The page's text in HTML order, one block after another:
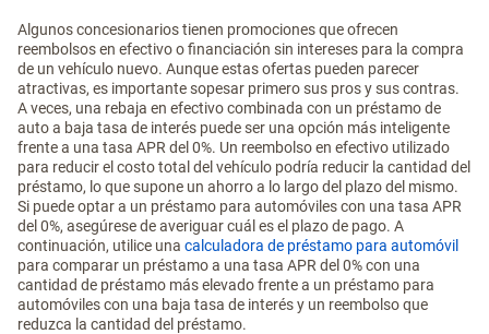
Algunos concesionarios tienen promociones que ofrecen
reembolsos en efectivo o financiación sin intereses para la compra
de un vehículo nuevo. Aunque estas ofertas pueden parecer
atractivas, es importante sopesar primero sus pros y sus contras.
A veces, una rebaja en efectivo combinada con un préstamo de
auto a baja tasa de interés puede ser una opción más inteligente
frente a una tasa APR del 0%. Un reembolso en efectivo utilizado
para reducir el costo total del vehículo podría reducir la cantidad del
préstamo, lo que supone un ahorro a lo largo del plazo del mismo.
Si puede optar a un préstamo para automóviles con una tasa APR
del 0%, asegúrese de averiguar cuál es el plazo de pago. A
continuación, utilice una calculadora de préstamo para automóvil
para comparar un préstamo a una tasa APR del 0% con una
cantidad de préstamo más elevado frente a un préstamo para
automóviles con una baja tasa de interés y un reembolso que
reduzca la cantidad del préstamo.